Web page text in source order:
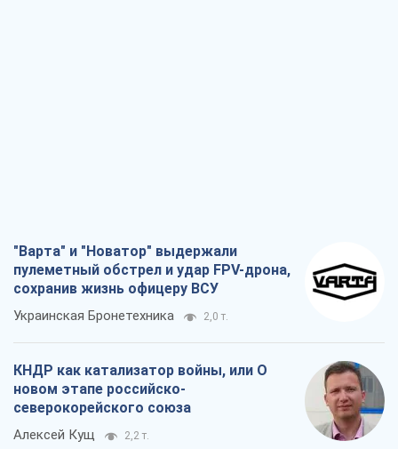
"Варта" и "Новатор" выдержали
пулеметный обстрел и удар FPV-дрона,
сохранив жизнь офицеру ВСУ
Украинская Бронетехника 2,0 т.
КНДР как катализатор войны, или О
новом этапе российско-
северокорейского союза
Алексей Кущ 2,2 т.